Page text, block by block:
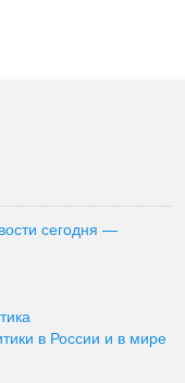
сегодня —
в России и в мире